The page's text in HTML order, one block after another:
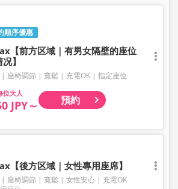
順序優惠
【前方区域｜有男女隔壁的座位
】
座椅調節 寬鬆 充電OK 指定座位
大人
JPY～ 預約
【後方区域｜女性專用座席】
座椅調節 寬鬆 女性安心
充電OK